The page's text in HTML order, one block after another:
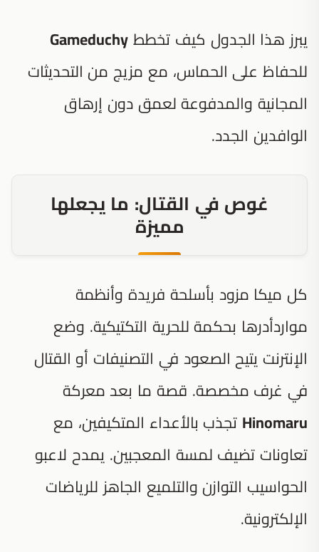
يبرز هذا الجدول كيف تخططGameduchy
للحفاظ على الحماس، مع مزيج من التحديثات
المجانية والمدفوعة لعمق دون إرهاق
الوافدين الجدد.
غوص في القتال: ما يجعلها
مميزة
كل ميكا مزود بأسلحة فريدة وأنظمة
مواردأدرها بحكمة للحرية التكتيكية. وضع
الإنترنت يتيح الصعود في التصنيفات أو القتال
في غرف مخصصة. قصة ما بعد معركة
Hinomaru تجذب بالأعداء المتكيفين، مع
تعاونات تضيف لمسة المعجبين. يمدح لاعبو
الحواسيب التوازن والتلميع الجاهز للرياضات
الإلكترونية.